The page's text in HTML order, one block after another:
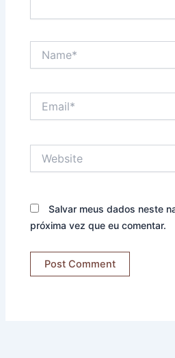
Salvar meus dados neste
próxima vez que eu comentar.